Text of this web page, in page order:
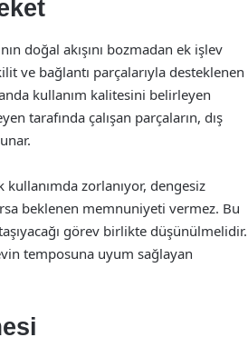
doğal akışını bozmadan ek işlev
ve bağlantı parçalarıyla desteklenen
kullanım kalitesini belirleyen
tarafında çalışan parçaların, dış
zorlanıyor, dengesiz
beklenen memnuniyeti vermez. Bu
görev birlikte düşünülmelidir.
temposuna uyum sağlayan